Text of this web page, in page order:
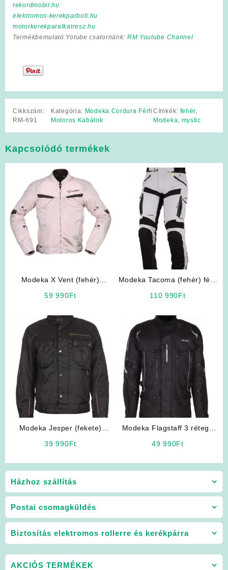
Házhoz szállítás
Postai csomagküldés
Biztosítás elektromos rollerre és kerékpárra
rekordmobil.hu
elektromos-kerekparbolt.hu
motorkerekparalkatresz.hu
Termékbemutató Yotube csatornánk: RM Youtube Channel
Cikkszám:
RM-691
Kategória: Modeka Cordura Férfi
Motoros Kabátok
Címkék: fehér,
Modeka, mystic
Kapcsolódó termékek
Modeka X Vent (fehér)
59 990Ft
Modeka Tacoma (fehér) férfi
110 990Ft
Modeka Jesper (fekete)
39 990Ft
Modeka Flagstaff 3 rétegű
49 990Ft
AKCIÓS TERMÉKEK